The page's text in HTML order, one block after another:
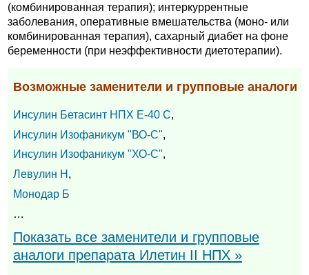
(комбинированная терапия); интеркуррентные
заболевания, оперативные вмешательства (моно- или
комбинированная терапия), сахарный диабет на фоне
беременности (при неэффективности диетотерапии).
Возможные заменители и групповые аналоги
Инсулин Бетасинт НПХ Е-40 С,
Инсулин Изофаникум "ВО-С",
Инсулин Изофаникум "ХО-С",
Левулин Н ,
Монодар Б
…
Показать все заменители и групповые
аналоги препарата Илетин II НПХ »